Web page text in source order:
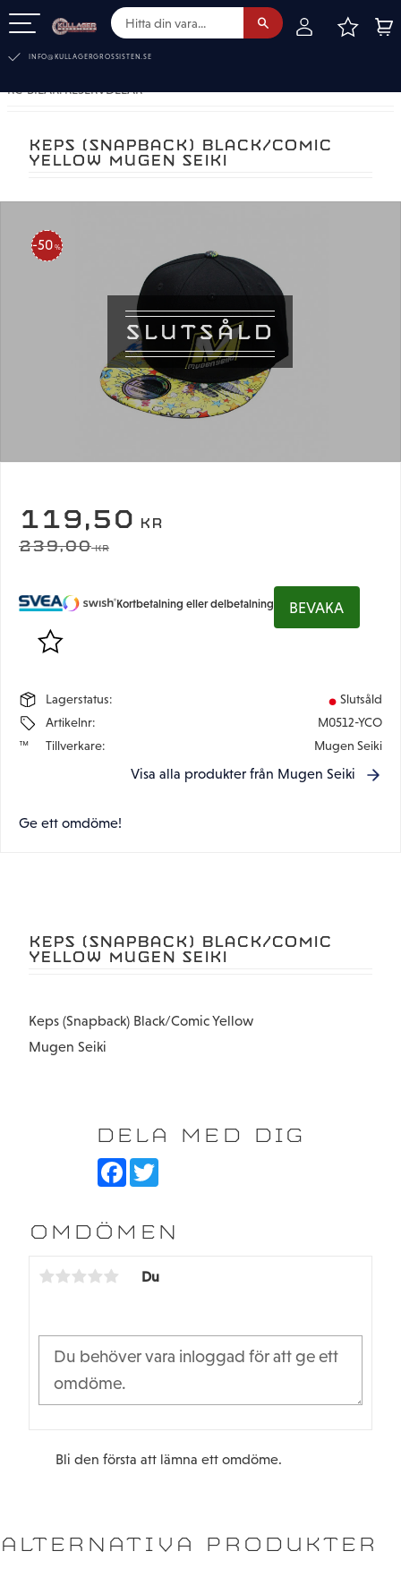
INFO@KULLAGERGROSSISTEN.SE
RC-BILAR. RESERVDELAR
KEPS (SNAPBACK) BLACK/COMIC
YELLOW MUGEN SEIKI
SLUTSÅLD
50 %
NEDSATT PRIS:
119,50 KR
ORDINARIE PRIS:
239,00KR
Lägg till i favoriter
Kortbetalning eller delbetalning BEVAKA
Lagerstatus
Slutsåld
Artikelnr
M0512-YCO
Tillverkare
Mugen Seiki
Visa alla produkter från Mugen Seiki
Ge ett omdöme!
KEPS (SNAPBACK) BLACK/COMIC
YELLOW MUGEN SEIKI
Keps (Snapback) Black/Comic Yellow
Mugen Seiki
DELA MED DIG
F
b
o
T
t
e
OMDÖMEN
Du
Bli den första att lämna ett omdöme.
ALTERNATIVA PRODUKTER